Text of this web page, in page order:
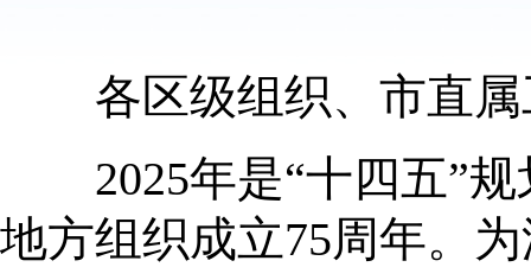
各区级组织、市直属
2025年是“十四五”规
地方组织成立75周年。